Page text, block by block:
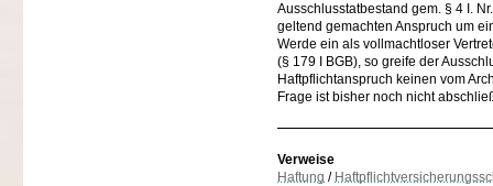
Ausschlusstatbestand gem. § 4 I.
geltend gemachten Anspruch um
Werde ein als vollmachtloser
(§ 179 I BGB), so greife der
Haftpflichtanspruch keinen vom
Frage ist bisher noch nicht
Verweise
Haftung /